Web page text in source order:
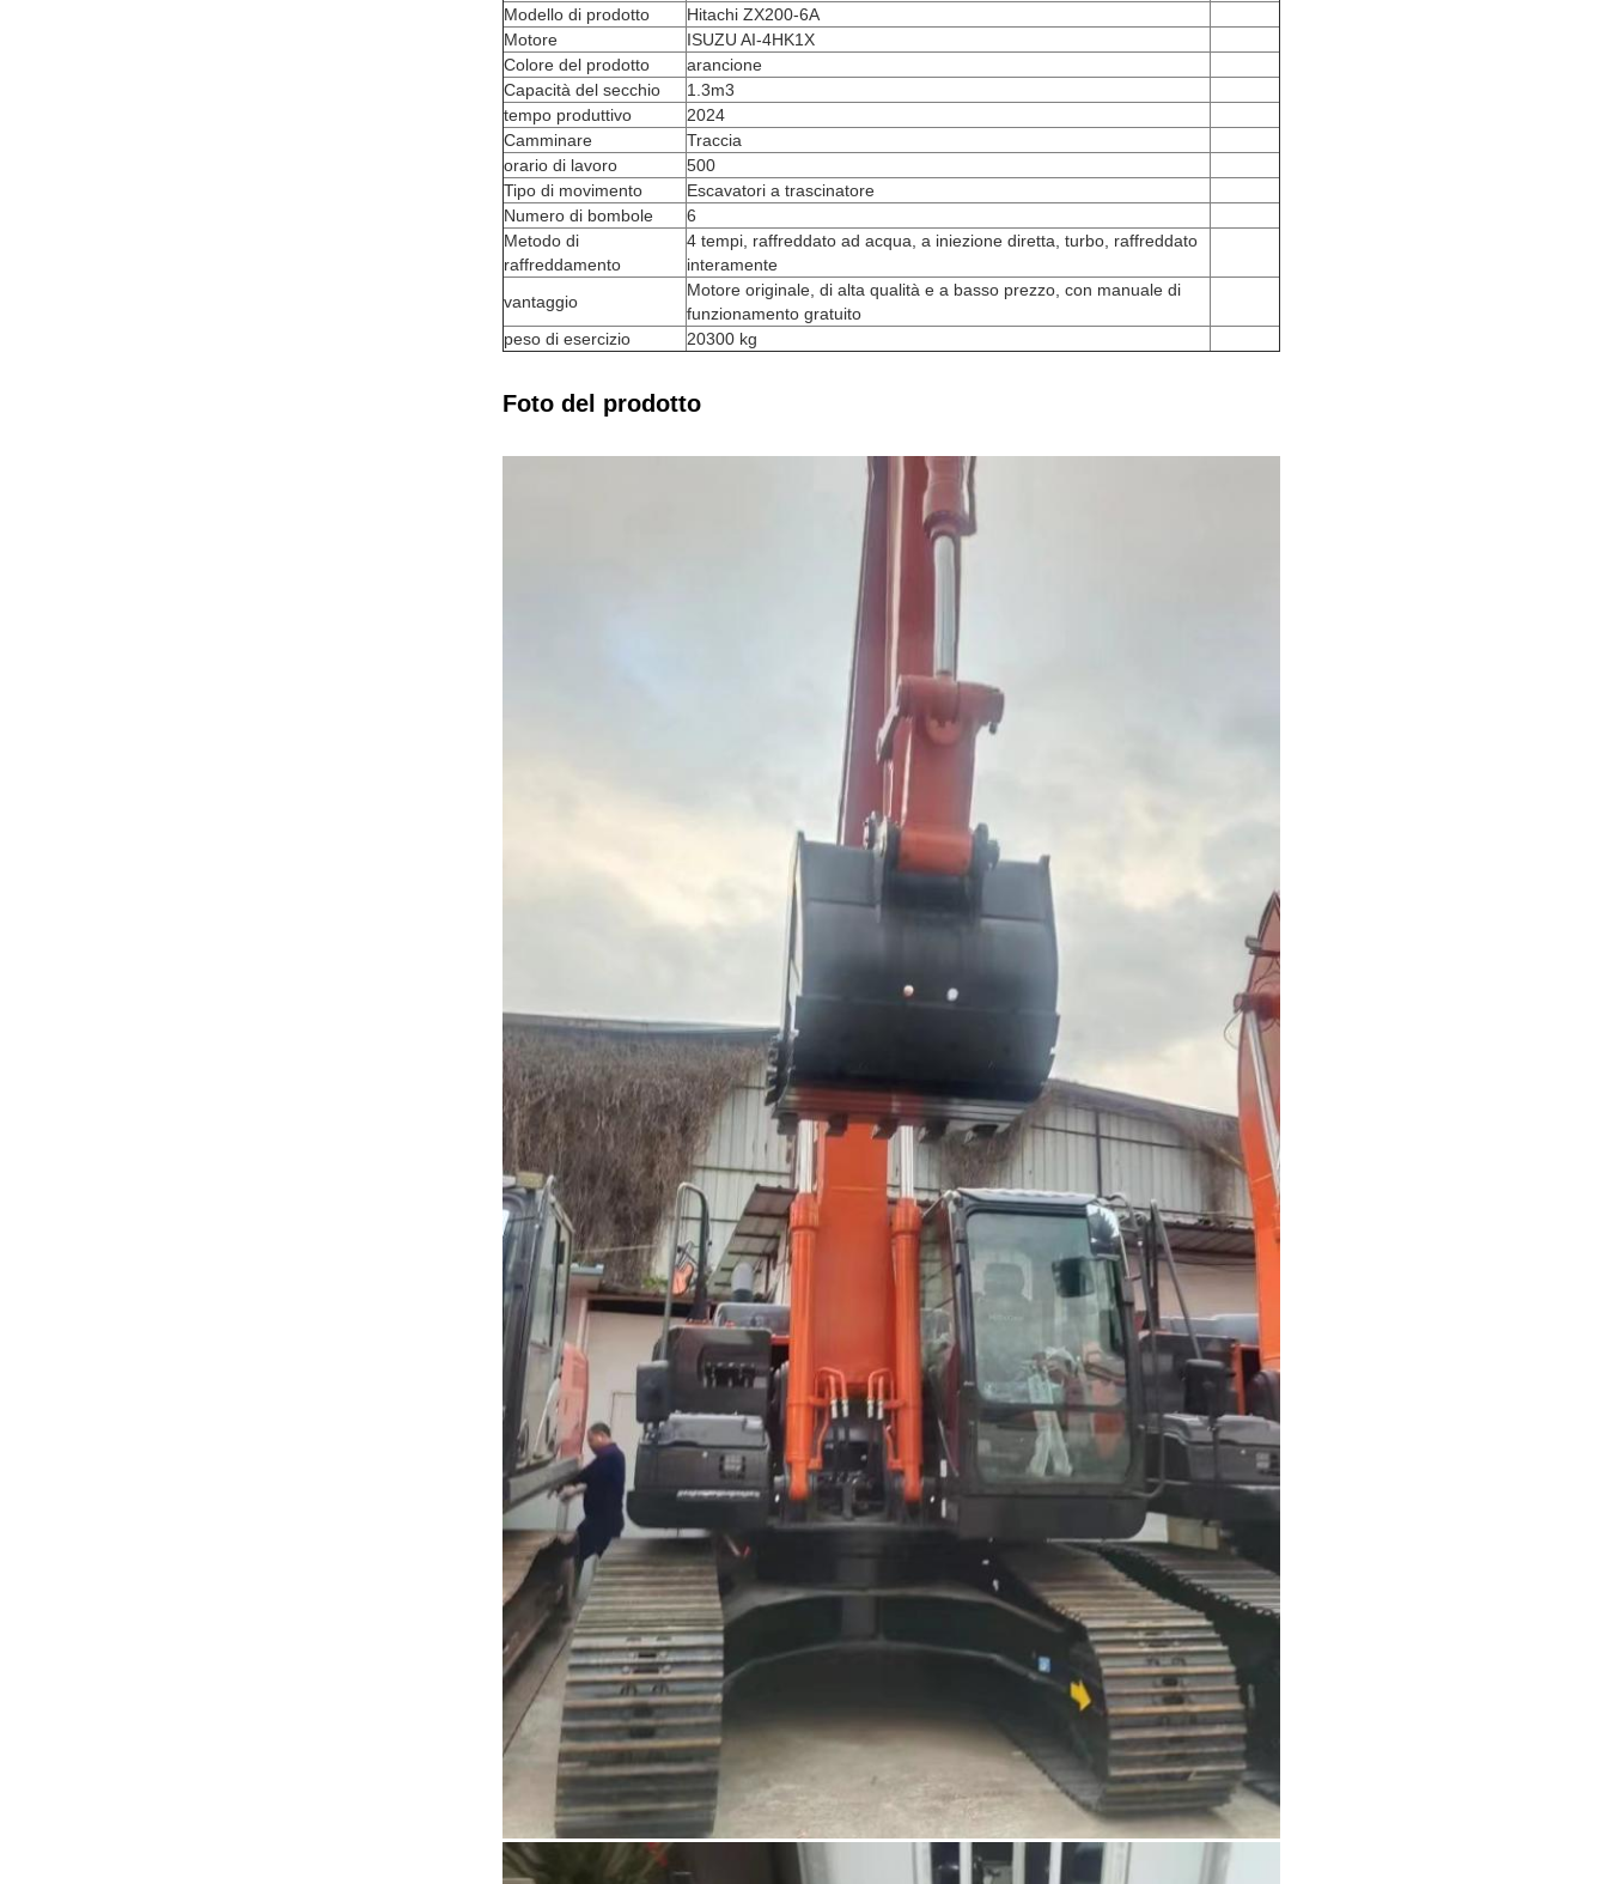
Modello di prodotto
Hitachi ZX200-6A
Motore
ISUZU AI-4HK1X
Colore del prodotto
arancione
Capacità del secchio
1.3m3
tempo produttivo
2024
Camminare
Traccia
orario di lavoro
500
Tipo di movimento
Escavatori a trascinatore
Numero di bombole
6
Metodo di
raffreddamento
4 tempi, raffreddato ad acqua, a iniezione diretta, turbo, raffreddato
interamente
vantaggio
Motore originale, di alta qualità e a basso prezzo, con manuale di
funzionamento gratuito
peso di esercizio
20300 kg
Foto del prodotto